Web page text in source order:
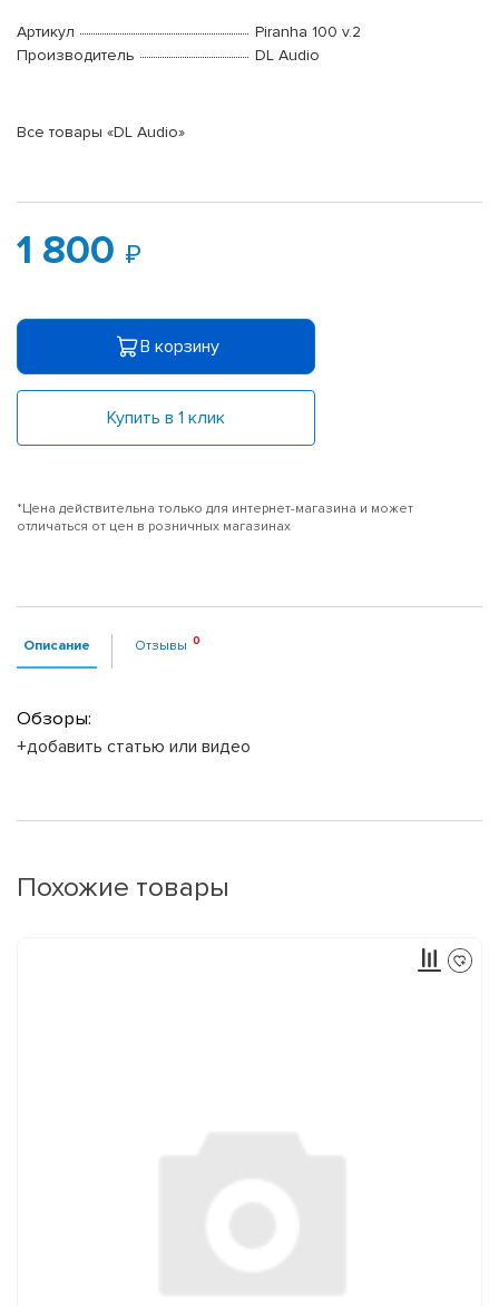
Артикул
Piranha 100 v.2
Производитель
DL Audio
Все товары «DL Audio»
1 800
В корзину
Купить в 1 клик
*Цена действительна только для интернет-магазина и может
отличаться от цен в розничных магазинах
Описание Отзывы
Обзоры:
+добавить статью или видео
Похожие товары